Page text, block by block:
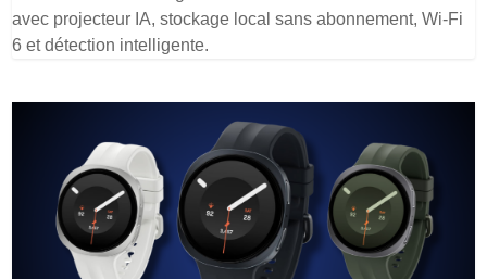
avec projecteur IA, stockage local sans abonnement, Wi-Fi
6 et détection intelligente.